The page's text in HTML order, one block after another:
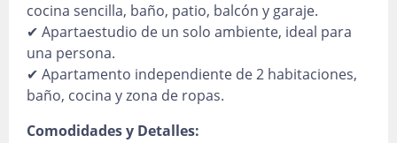
cocina sencilla, baño, patio, balcón y garaje.
✔ Apartaestudio de un solo ambiente, ideal para
una persona.
✔ Apartamento independiente de 2 habitaciones,
baño, cocina y zona de ropas.
Comodidades y Detalles: